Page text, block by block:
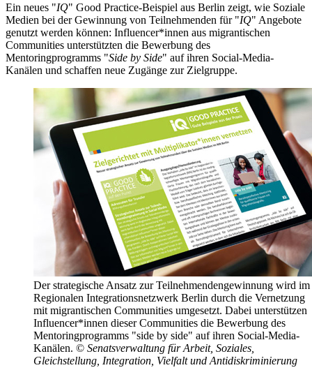
Ein neues "IQ" Good Practice-Beispiel aus Berlin zeigt, wie Soziale
Medien bei der Gewinnung von Teilnehmenden für "IQ" Angebote
genutzt werden können: Influencer*innen aus migrantischen
Communities unterstützten die Bewerbung des
Mentoringprogramms "Side by Side" auf ihren Social-Media-
Kanälen und schaffen neue Zugänge zur Zielgruppe.
Der strategische Ansatz zur Teilnehmendengewinnung wird im
Regionalen Integrationsnetzwerk Berlin durch die Vernetzung
mit migrantischen Communities umgesetzt. Dabei unterstützen
Influencer*innen dieser Communities die Bewerbung des
Mentoringprogramms "side by side" auf ihren Social-Media-
Kanälen. © Senatsverwaltung für Arbeit, Soziales,
Gleichstellung, Integration, Vielfalt und Antidiskriminierung